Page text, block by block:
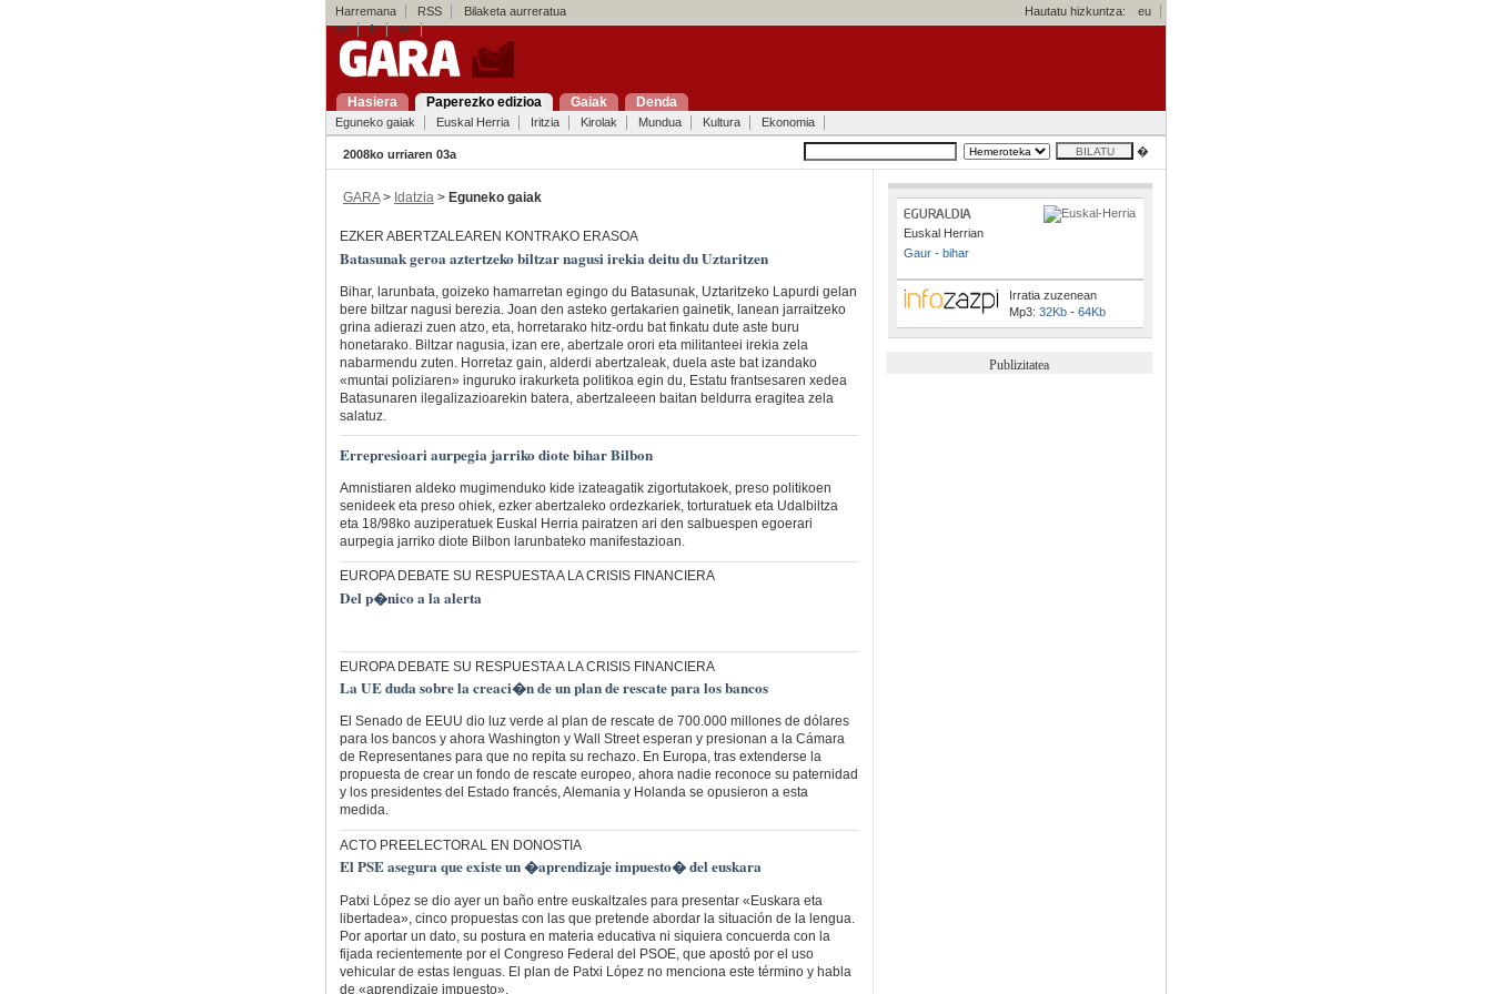
Harremana RSS Bilaketa aurreratua Hautatu hizkuntza:
eu
es
fr en
Hasiera Paperezko edizioa Gaiak Denda
Eguneko gaiak Euskal Herria Iritzia Kirolak Mundua Kultura Ekonomia
2008ko urriaren 03a �
GARA> Idatzia > Eguneko gaiak
EZKER ABERTZALEAREN KONTRAKO ERASOA
Batasunak geroa aztertzeko biltzar nagusi irekia deitu du Uztaritzen
Bihar, larunbata, goizeko hamarretan egingo du Batasunak, Uztaritzeko Lapurdi gelan
bere biltzar nagusi berezia. Joan den asteko gertakarien gainetik, lanean jarraitzeko
grina adierazi zuen atzo, eta, horretarako hitz-ordu bat finkatu dute aste buru
honetarako. Biltzar nagusia, izan ere, abertzale orori eta militanteei irekia zela
nabarmendu zuten. Horretaz gain, alderdi abertzaleak, duela aste bat izandako
«muntai poliziaren» inguruko irakurketa politikoa egin du, Estatu frantsesaren xedea
Batasunaren ilegalizazioarekin batera, abertzaleeen baitan beldurra eragitea zela
salatuz.
Errepresioari aurpegia jarriko diote bihar Bilbon
Amnistiaren aldeko mugimenduko kide izateagatik zigortutakoek, preso politikoen
senideek eta preso ohiek, ezker abertzaleko ordezkariek, torturatuek eta Udalbiltza
eta 18/98ko auziperatuek Euskal Herria pairatzen ari den salbuespen egoerari
aurpegia jarriko diote Bilbon larunbateko manifestazioan.
EUROPA DEBATE SU RESPUESTA A LA CRISIS FINANCIERA
Del p�nico a la alerta
EUROPA DEBATE SU RESPUESTA A LA CRISIS FINANCIERA
La UE duda sobre la creaci�n de un plan de rescate para los bancos
El Senado de EEUU dio luz verde al plan de rescate de 700.000 millones de dólares
para los bancos y ahora Washington y Wall Street esperan y presionan a la Cámara
de Representanes para que no repita su rechazo. En Europa, tras extenderse la
propuesta de crear un fondo de rescate europeo, ahora nadie reconoce su paternidad
y los presidentes del Estado francés, Alemania y Holanda se opusieron a esta
medida.
ACTO PREELECTORAL EN DONOSTIA
El PSE asegura que existe un �aprendizaje impuesto� del euskara
Patxi López se dio ayer un baño entre euskaltzales para presentar «Euskara eta
libertadea», cinco propuestas con las que pretende abordar la situación de la lengua.
Por aportar un dato, su postura en materia educativa ni siquiera concuerda con la
fijada recientemente por el Congreso Federal del PSOE, que apostó por el uso
vehicular de estas lenguas. El plan de Patxi López no menciona este término y habla
de «aprendizaje impuesto».
Euskal Herrian
Gaur - bihar
Irratia zuzenean
Mp3:32Kb-64Kb
Publizitatea